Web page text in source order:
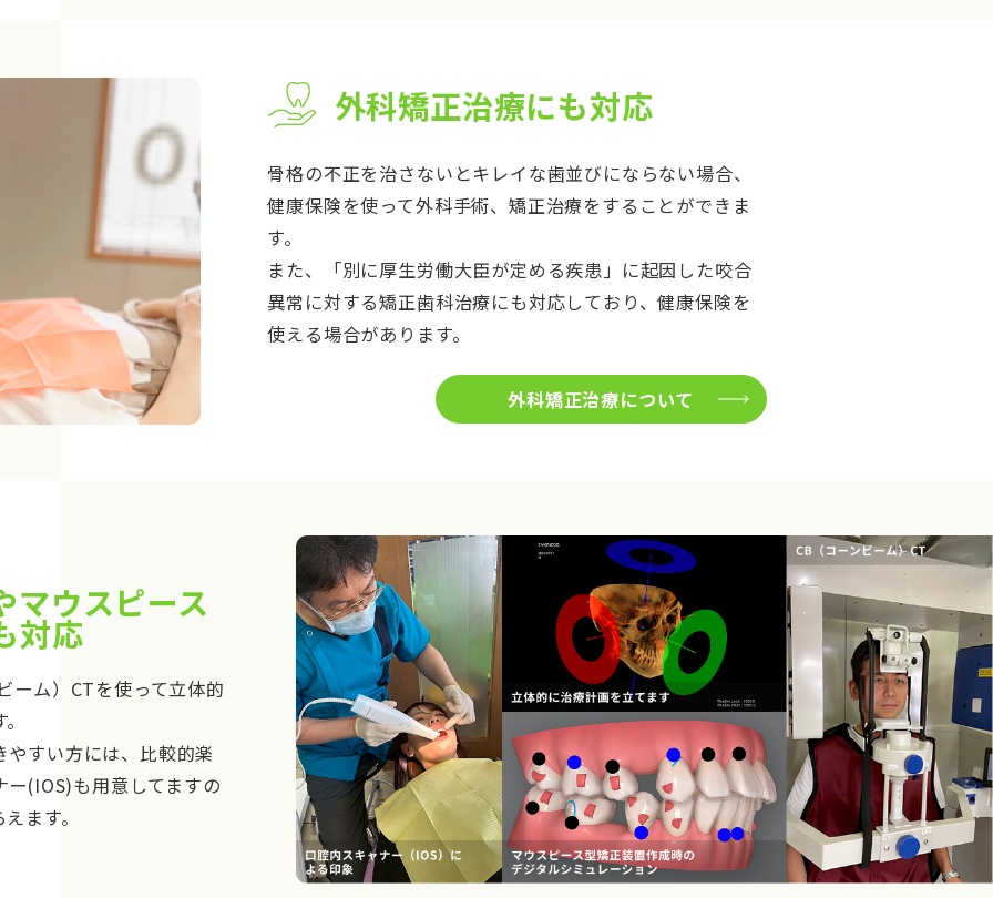
外科矯正治療にも対応
骨格の不正を治さないとキレイな歯並びにならない場合、
健康保険を使って外科手術、矯正治療をすることができま
す。
また、「別に厚生労働大臣が定める疾患」に起因した咬合
異常に対する矯正歯科治療にも対応しており、健康保険を
使える場合があります。
外科矯正治療について
マウスピース
対応
ーム）CTを使って立体的
すい方には、比較的楽
(IOS)も用意してますの
ます。